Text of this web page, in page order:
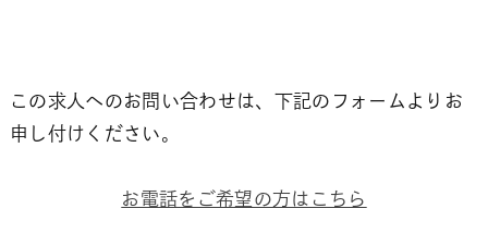
この求人へのお問い合わせは、下記のフォームよりお
申し付けください。
お電話をご希望の方はこちら